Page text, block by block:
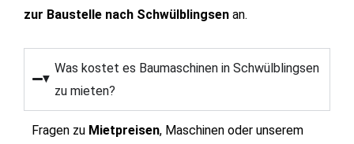
zur Baustelle nach Schwülblingsen an.
Was kostet es Baumaschinen in Schwülblingsen
zu mieten?
Fragen zu Mietpreisen, Maschinen oder unserem